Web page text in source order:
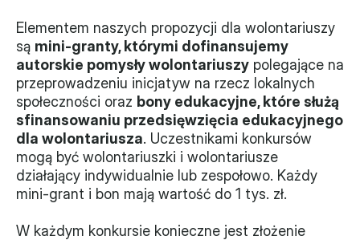
Projekty
XVII forum NGO
Projekt z powiatem
Przystąp
Członkostwo
Procedura
Elementem naszych propozycji dla wolontariuszy
są mini-granty, którymi dofinansujemy
autorskie pomysły wolontariuszy polegające na
przeprowadzeniu inicjatyw na rzecz lokalnych
społeczności oraz bony edukacyjne, które służą
sfinansowaniu przedsięwzięcia edukacyjnego
dla wolontariusza. Uczestnikami konkursów
mogą być wolontariuszki i wolontariusze
działający indywidualnie lub zespołowo. Każdy
mini-grant i bon mają wartość do 1 tys. zł.
W każdym konkursie konieczne jest złożenie